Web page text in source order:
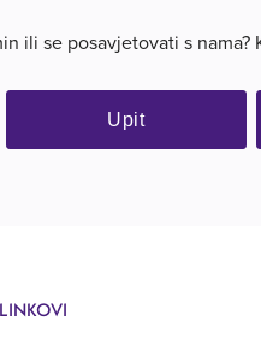
ili se posavjetovati s
Upit
LINKOVI